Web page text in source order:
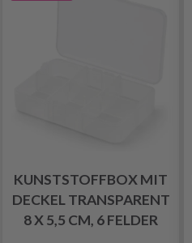
KUNSTSTOFFBOX MIT
DECKEL TRANSPARENT
8 X 5,5 CM, 6 FELDER